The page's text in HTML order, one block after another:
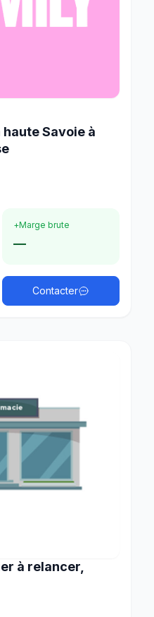
Savoie à
+Marge brute
—
Contacter
à relancer,